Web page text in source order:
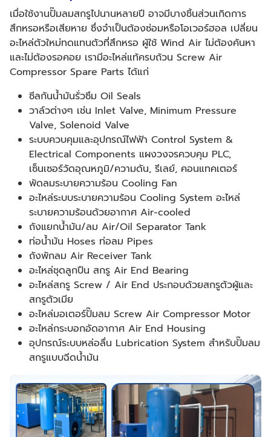
เมื่อใช้งานปั๊มลมสกรูไปนานหลายปี อาจมีบางชิ้นส่วนเกิดการ
สึกหรอหรือเสียหาย ซึ่งจำเป็นต้องซ่อมหรือโอเวอร์ฮอล เปลี่ยน
อะไหล่ตัวใหม่ทดแทนตัวที่สึกหรอ ผู้ใช้ Wind Air ไม่ต้องค้นหา
และไม่ต้องรอคอย เรามีอะไหล่แท้ครบถ้วน Screw Air
Compressor Spare Parts ได้แก่
ซีลกันน้ำมันรั่วซึม Oil Seals
วาล์วต่างๆ เช่น Inlet Valve, Minimum Pressure
Valve, Solenoid Valve
ระบบควบคุมและอุปกรณ์ไฟฟ้า Control System &
Electrical Components แผงวงจรควบคุม PLC,
เซ็นเซอร์วัดอุณหภูมิ/ความดัน, รีเลย์, คอนแทคเตอร์
พัดลมระบายความร้อน Cooling Fan
อะไหล่ระบบระบายความร้อน Cooling System อะไหล่
ระบายความร้อนด้วยอากาศ Air-cooled
ถังแยกน้ำมัน/ลม Air/Oil Separator Tank
ท่อน้ำมัน Hoses ท่อลม Pipes
ถังพักลม Air Receiver Tank
อะไหล่ชุดลูกปืน สกรู Air End Bearing
อะไหล่สกรู Screw / Air End ประกอบด้วยสกรูตัวผู้และ
สกรูตัวเมีย
อะไหล่มอเตอร์ปั๊มลม Screw Air Compressor Motor
อะไหล่กระบอกอัดอากาศ Air End Housing
อุปกรณ์ระบบหล่อลื่น Lubrication System สำหรับปั๊มลม
สกรูแบบฉีดน้ำมัน